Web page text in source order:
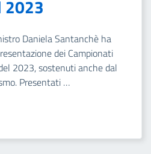
2023
Daniela Santanchè ha
dei Campionati
2023, sostenuti anche dal
Presentati …